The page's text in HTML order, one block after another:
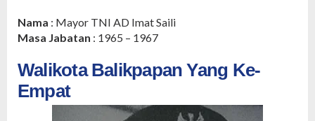
Nama : Mayor TNI AD Imat Saili
Masa Jabatan : 1965 – 1967
Walikota Balikpapan Yang Ke-
Empat